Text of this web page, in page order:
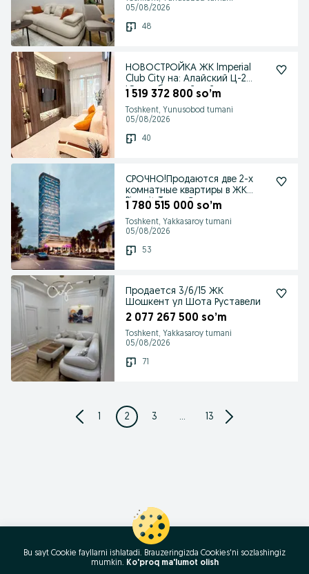
05/08/2026
48
НОВОСТРОЙКА ЖК Imperial
Club City на: Алайский Ц-2
Юнусабадский район
1 519 372 800 so’m
Toshkent, Yunusobod tumani
05/08/2026
40
СРОЧНО!Продаются две 2-х
комнатные квартиры в ЖК
Piramit Tower Ориен
1 780 515 000 so’m
Toshkent, Yakkasaroy tumani
05/08/2026
53
Продается 3/6/15 ЖК
Шошкент ул Шота Руставели
2 077 267 500 so’m
Toshkent, Yakkasaroy tumani
05/08/2026
71
1 2 3 ... 13
Bu sayt Cookie fayllarni ishlatadi. Brauzeringizda Cookies'ni sozlashingiz
mumkin. Ko'proq ma'lumot olish